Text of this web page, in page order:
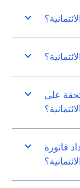
على
فاتورة